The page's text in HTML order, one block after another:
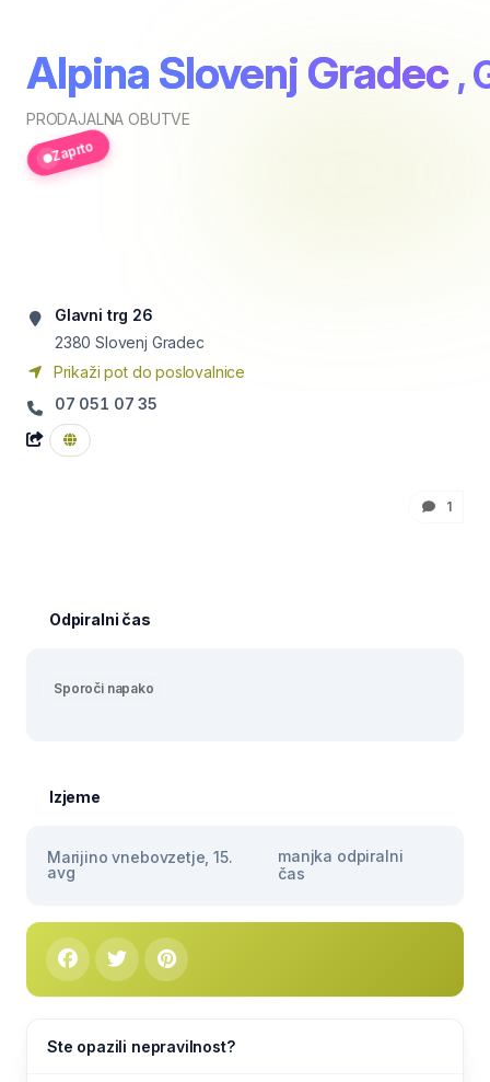
Alpina Slovenj Gradec ,
PRODAJALNA OBUTVE
Zaprto
Glavni trg 26
2380 Slovenj Gradec
Prikaži pot do poslovalnice
07 051 07 35
1
Odpiralni čas
Sporoči napako
Izjeme
Marijino vnebovzetje, 15.
avg
manjka odpiralni
čas
Ste opazili nepravilnost?